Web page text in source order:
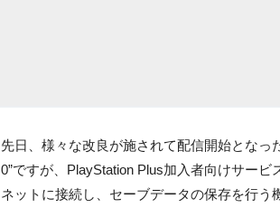
先日、様々な改良が施されて配信開始となっ
0”ですが、PlayStation Plus加入者向けサー
ネットに接続し、セーブデータの保存を行